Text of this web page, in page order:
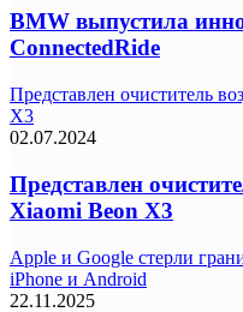
BMW выпустила
ConnectedRide
Представлен очиститель
X3
02.07.2024
Представлен
Xiaomi Beon X3
Apple и Google стерли
iPhone и Android
22.11.2025